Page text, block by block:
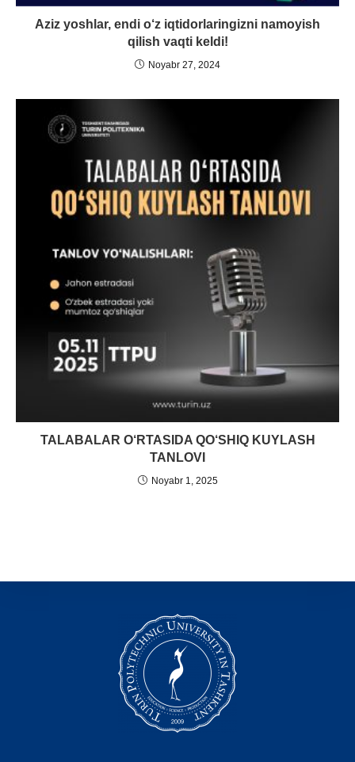
Aziz yoshlar, endi o‘z iqtidorlaringizni namoyish
qilish vaqti keldi!
Noyabr 27, 2024
TALABALAR O‘RTASIDA QO‘SHIQ KUYLASH
TANLOVI
Noyabr 1, 2025